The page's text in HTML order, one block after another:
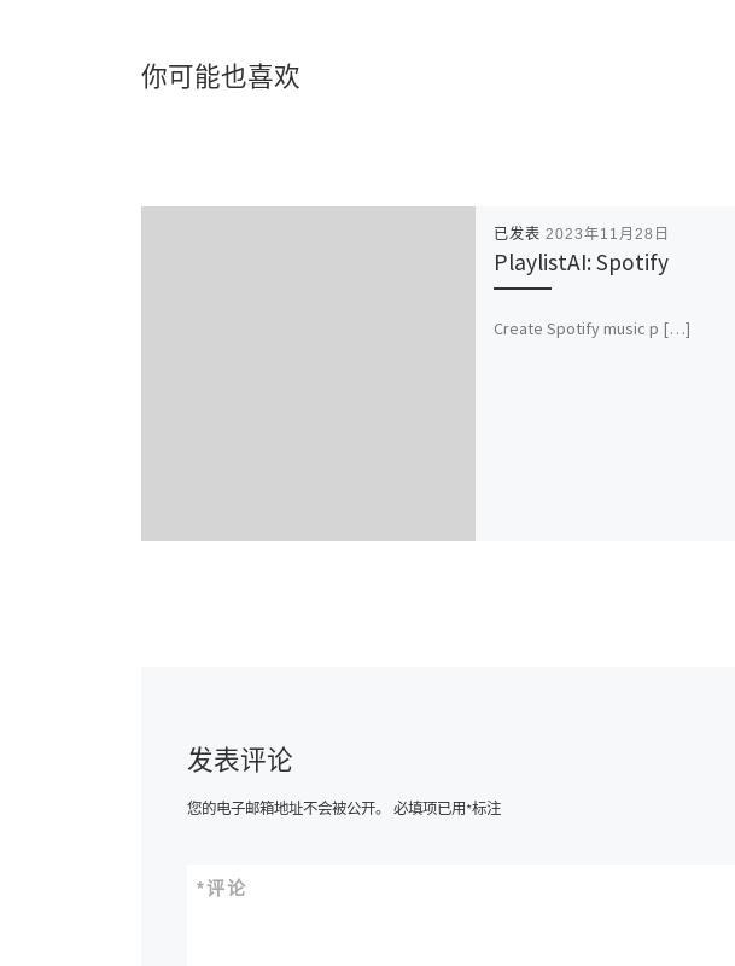
你可能也喜欢
已发表 2023年11月28日
PlaylistAI: Spotify
Create Spotify music p […]
发表评论
您的电子邮箱地址不会被公开。 必填项已用*标注
评论
*